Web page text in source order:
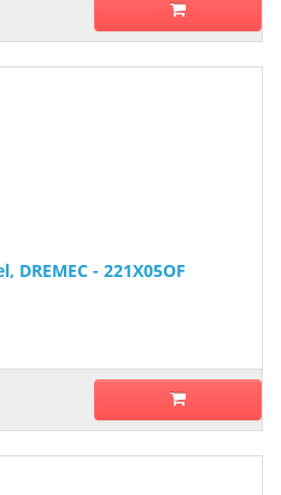
- 221X05OF